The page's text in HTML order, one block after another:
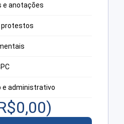
e anotações
protestos
e administrativo
0,00)